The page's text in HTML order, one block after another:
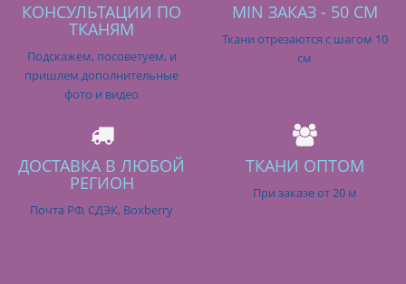
КОНСУЛЬТАЦИИ ПО
ТКАНЯМ
Подскажем, посоветуем, и
пришлем дополнительные
фото и видео
MIN ЗАКАЗ - 50 СМ
Ткани отрезаются с шагом 10
см
ДОСТАВКА В ЛЮБОЙ
РЕГИОН
Почта РФ, СДЭК, Boxberry
ТКАНИ ОПТОМ
При заказе от 20 м